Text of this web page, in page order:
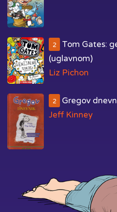
2
Tom Gates:
(uglavnom)
Liz Pichon
2
Gregov
Jeff Kinney